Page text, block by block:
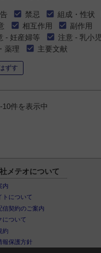
禁忌 組成・性状
相互作用
副作用
- 妊産婦等
注意 - 乳小
薬理 主要文献
ずす
10件を表示中
メテオについて
内
トについて
信契約のご案内
について
約
報保護方針